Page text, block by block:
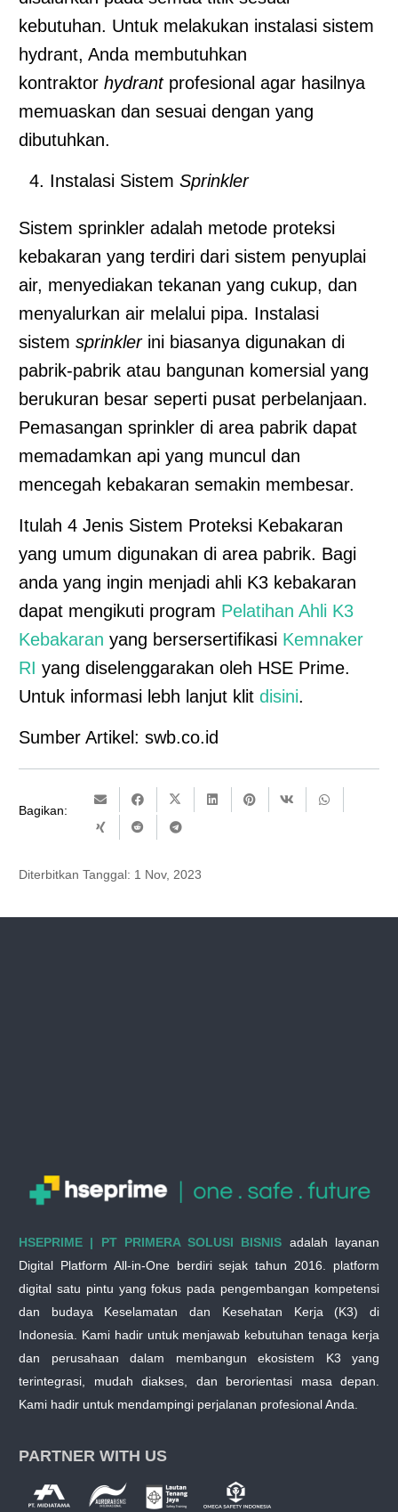
kebutuhan. Untuk melakukan instalasi sistem
hydrant, Anda membutuhkan
kontraktor hydrantprofesional agar hasilnya
memuaskan dan sesuai dengan yang
dibutuhkan.
Instalasi Sistem Sprinkler
Sistem sprinkler adalah metode proteksi
kebakaran yang terdiri dari sistem penyuplai
air, menyediakan tekanan yang cukup, dan
menyalurkan air melalui pipa. Instalasi
sistem sprinkler ini biasanya digunakan di
pabrik-pabrik atau bangunan komersial yang
berukuran besar seperti pusat perbelanjaan.
Pemasangan sprinkler di area pabrik dapat
memadamkan api yang muncul dan
mencegah kebakaran semakin membesar.
Itulah 4 Jenis Sistem Proteksi Kebakaran
yang umum digunakan di area pabrik. Bagi
anda yang ingin menjadi ahli K3 kebakaran
dapat mengikuti program Pelatihan Ahli K3
Kebakaran yang bersersertifikasi Kemnaker
RI yang diselenggarakan oleh HSE Prime.
Untuk informasi lebh lanjut klit disini.
Sumber Artikel: swb.co.id
Bagikan:
Diterbitkan Tanggal: 1 Nov, 2023
HSEPRIME | PT PRIMERA SOLUSI BISNIS adalah layanan
Digital Platform All-in-One berdiri sejak tahun 2016. platform
digital satu pintu yang fokus pada pengembangan kompetensi
dan budaya Keselamatan dan Kesehatan Kerja (K3) di
Indonesia. Kami hadir untuk menjawab kebutuhan tenaga kerja
dan perusahaan dalam membangun ekosistem K3 yang
terintegrasi, mudah diakses, dan berorientasi masa depan.
Kami hadir untuk mendampingi perjalanan profesional Anda.
PARTNER WITH US